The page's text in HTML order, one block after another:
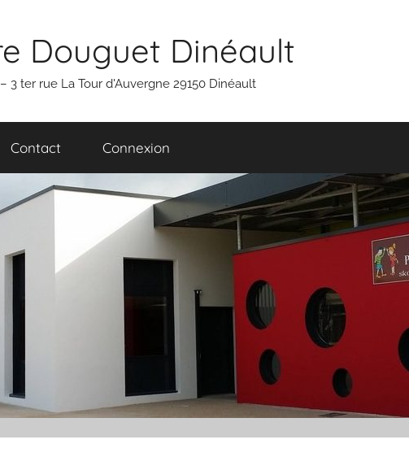
Douguet Dinéault
3 ter rue La Tour d'Auvergne 29150 Dinéault
Contact Connexion